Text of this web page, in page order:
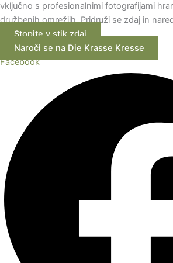
vključno s profesionalnimi fotografijami
družbenih omrežjih. Pridruži se zdaj in
Stopite v stik zdaj
Naroči se na Die Krasse Kresse
Facebook